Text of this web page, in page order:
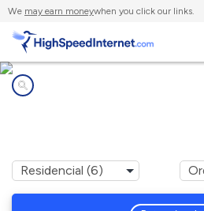
We may earn moneywhen you click our links.